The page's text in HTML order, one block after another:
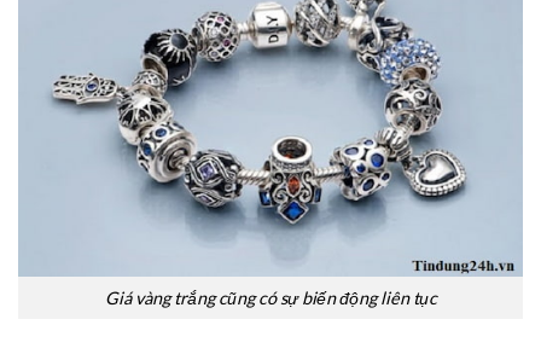
Giá vàng trắng cũng có sự biến động liên tục